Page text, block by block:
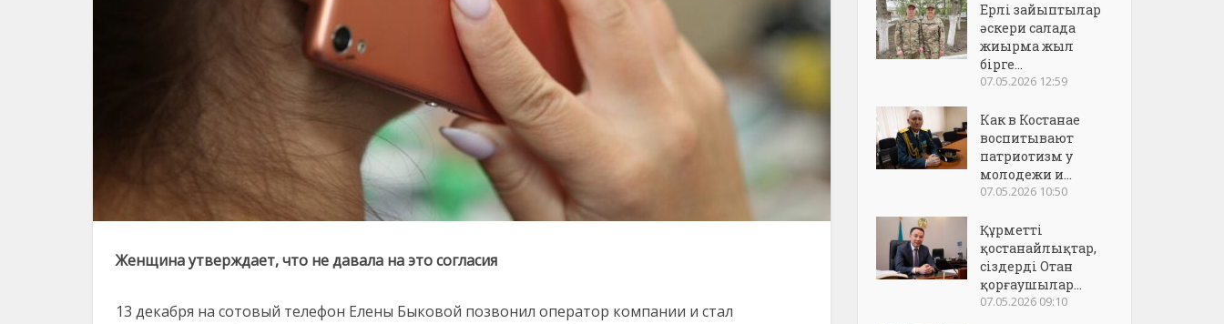
Женщина утверждает, что не давала на это согласия
13 декабря на сотовый телефон Елены Быковой позвонил оператор компании и стал
Ерлі зайыптылар
әскери салада
жиырма жыл
бірге...
07.05.2026 12:59
Как в Костанае
воспитывают
патриотизм у
молодежи и...
07.05.2026 10:50
Құрметті
қостанайлықтар,
сіздерді Отан
қорғаушылар...
07.05.2026 09:10